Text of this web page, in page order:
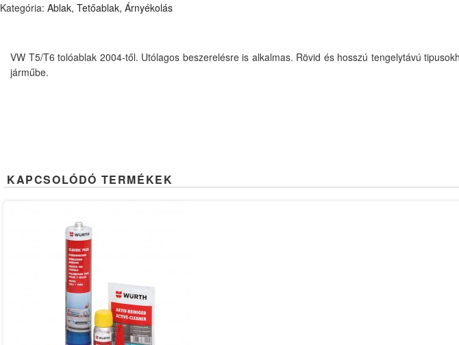
Kategória: Ablak, Tetőablak, Árnyékolás
VW T5/T6 tolóablak 2004-től. Utólagos beszerelésre is alkalmas. Rövid és hosszú tengelytávú
járműbe.
KAPCSOLÓDÓ TERMÉKEK